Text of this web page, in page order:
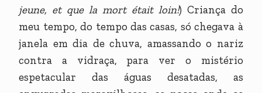
jeune, et que la mort était loin!) Criança do
meu tempo, do tempo das casas, só chegava à
janela em dia de chuva, amassando o nariz
contra a vidraça, para ver o mistério
espetacular das águas desatadas, as